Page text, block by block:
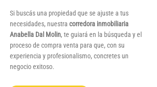
Si buscás una propiedad que se ajuste a tus
necesidades, nuestra corredora inmobiliaria
Anabella Dal Molin, te guiará en la búsqueda y el
proceso de compra venta para que, con su
experiencia y profesionalismo, concretes un
negocio exitoso.